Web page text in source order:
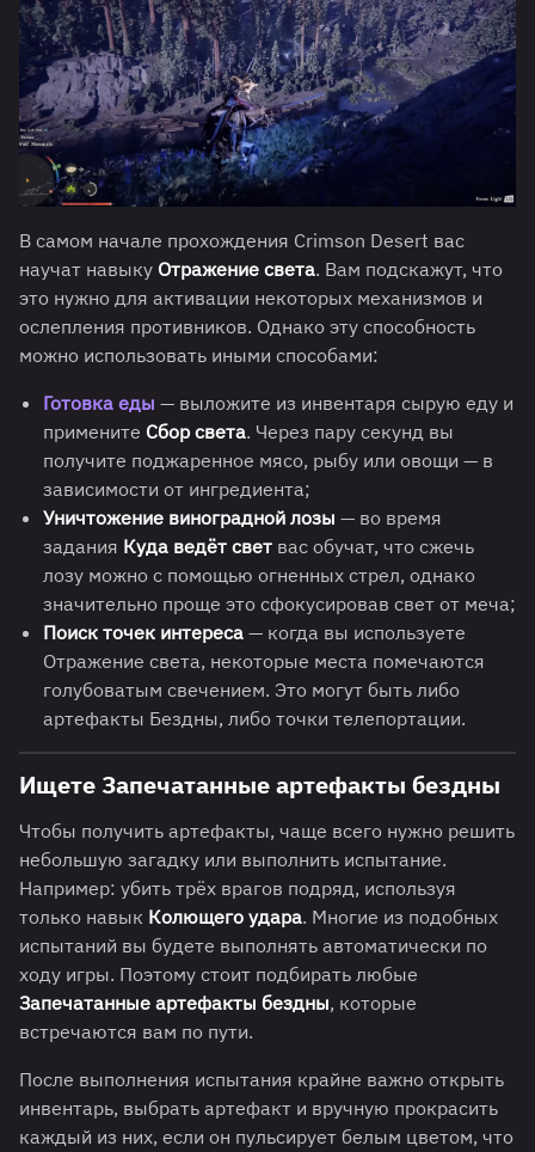
В самом начале прохождения Crimson Desert вас
научат навыку Отражение света. Вам подскажут, что
это нужно для активации некоторых механизмов и
ослепления противников. Однако эту способность
можно использовать иными способами:
Готовка еды — выложите из инвентаря сырую еду и
примените Сбор света. Через пару секунд вы
получите поджаренное мясо, рыбу или овощи — в
зависимости от ингредиента;
Уничтожение виноградной лозы — во время
задания Куда ведёт свет вас обучат, что сжечь
лозу можно с помощью огненных стрел, однако
значительно проще это сфокусировав свет от меча;
Поиск точек интереса — когда вы используете
Отражение света, некоторые места помечаются
голубоватым свечением. Это могут быть либо
артефакты Бездны, либо точки телепортации.
Ищете Запечатанные артефакты бездны
Чтобы получить артефакты, чаще всего нужно решить
небольшую загадку или выполнить испытание.
Например: убить трёх врагов подряд, используя
только навык Колющего удара. Многие из подобных
испытаний вы будете выполнять автоматически по
ходу игры. Поэтому стоит подбирать любые
Запечатанные артефакты бездны, которые
встречаются вам по пути.
После выполнения испытания крайне важно открыть
инвентарь, выбрать артефакт и вручную прокрасить
каждый из них, если он пульсирует белым цветом, что